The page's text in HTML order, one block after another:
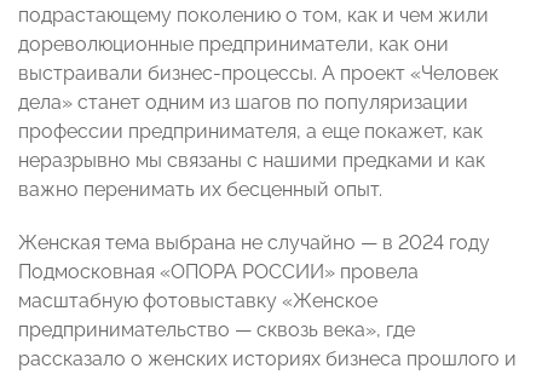
подрастающему поколению о том, как и чем жили
дореволюционные предприниматели, как они
выстраивали бизнес-процессы. А проект «Человек
дела» станет одним из шагов по популяризации
профессии предпринимателя, а еще покажет, как
неразрывно мы связаны с нашими предками и как
важно перенимать их бесценный опыт.
Женская тема выбрана не случайно — в 2024 году
Подмосковная «ОПОРА РОССИИ» провела
масштабную фотовыставку «Женское
предпринимательство — сквозь века», где
рассказало о женских историях бизнеса прошлого и